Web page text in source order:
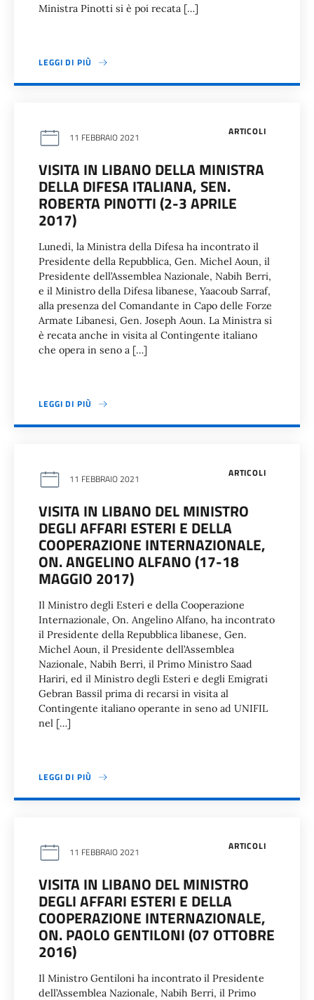
Ministra Pinotti si è poi recata […]
LEGGI DI PIÙ
ARTICOLI
11 FEBBRAIO 2021
VISITA IN LIBANO DELLA MINISTRA
DELLA DIFESA ITALIANA, SEN.
ROBERTA PINOTTI (2-3 APRILE
2017)
Lunedì, la Ministra della Difesa ha incontrato il
Presidente della Repubblica, Gen. Michel Aoun, il
Presidente dell’Assemblea Nazionale, Nabih Berri,
e il Ministro della Difesa libanese, Yaacoub Sarraf,
alla presenza del Comandante in Capo delle Forze
Armate Libanesi, Gen. Joseph Aoun. La Ministra si
è recata anche in visita al Contingente italiano
che opera in seno a […]
LEGGI DI PIÙ
ARTICOLI
11 FEBBRAIO 2021
VISITA IN LIBANO DEL MINISTRO
DEGLI AFFARI ESTERI E DELLA
COOPERAZIONE INTERNAZIONALE,
ON. ANGELINO ALFANO (17-18
MAGGIO 2017)
Il Ministro degli Esteri e della Cooperazione
Internazionale, On. Angelino Alfano, ha incontrato
il Presidente della Repubblica libanese, Gen.
Michel Aoun, il Presidente dell’Assemblea
Nazionale, Nabih Berri, il Primo Ministro Saad
Hariri, ed il Ministro degli Esteri e degli Emigrati
Gebran Bassil prima di recarsi in visita al
Contingente italiano operante in seno ad UNIFIL
nel […]
LEGGI DI PIÙ
ARTICOLI
11 FEBBRAIO 2021
VISITA IN LIBANO DEL MINISTRO
DEGLI AFFARI ESTERI E DELLA
COOPERAZIONE INTERNAZIONALE,
ON. PAOLO GENTILONI (07 OTTOBRE
2016)
Il Ministro Gentiloni ha incontrato il Presidente
dell’Assemblea Nazionale, Nabih Berri, il Primo